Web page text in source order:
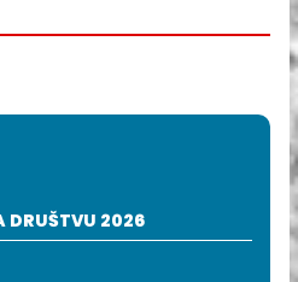
DRUŠTVU 2026